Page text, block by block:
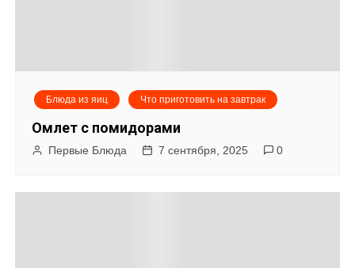
з
Блюда из яиц Что приготовить на завтрак
Омлет с помидорами
Первые Блюда 7 сентября, 2025 0